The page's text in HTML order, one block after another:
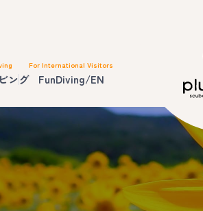
ング
For International Visitors
FunDiving/EN